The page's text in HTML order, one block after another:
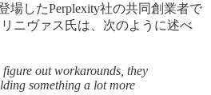
場したPerplexity社の共同創業者で
ニヴァス氏は、次のように述べ
figure out workarounds, they
something a lot more